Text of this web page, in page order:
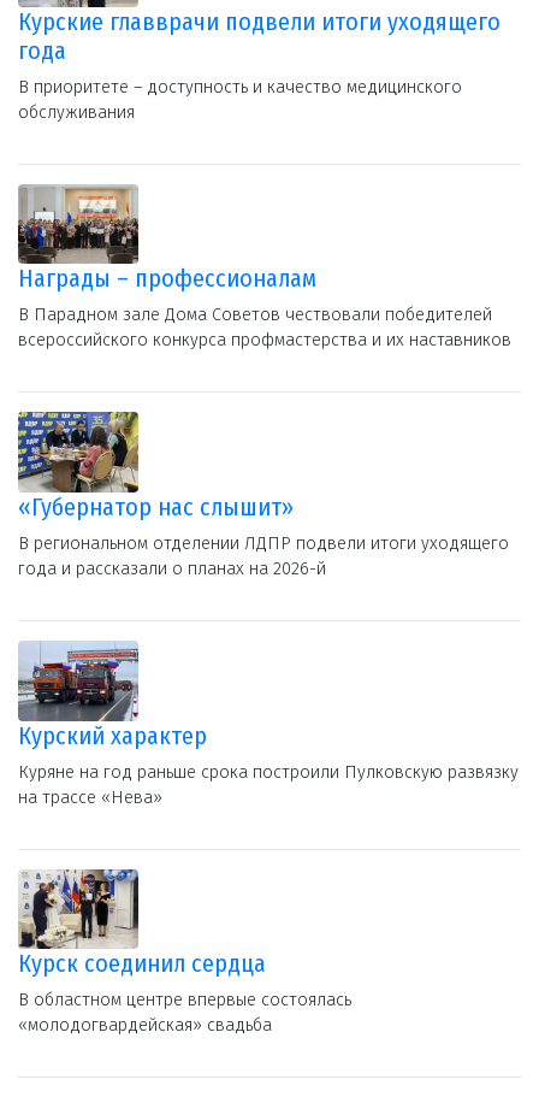
Курские главврачи подвели итоги уходящего
года
В приоритете – доступность и качество медицинского
обслуживания
Награды – профессионалам
В Парадном зале Дома Советов чествовали победителей
всероссийского конкурса профмастерства и их наставников
«Губернатор нас слышит»
В региональном отделении ЛДПР подвели итоги уходящего
года и рассказали о планах на 2026-й
Курский характер
Куряне на год раньше срока построили Пулковскую развязку
на трассе «Нева»
Курск соединил сердца
В областном центре впервые состоялась
«молодогвардейская» свадьба